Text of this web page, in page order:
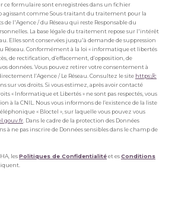
ce formulaire sont enregistrées dans un fichier
agissant comme Sous-traitant du traitement pour la
de l'Agence / du Réseau qui reste Responsable du
La base légale du traitement repose sur l'intérêt
Elles sont conservées jusqu'à demande de suppression
Réseau. Conformément à la loi « informatique et libertés
de rectification, d’effacement, d’opposition, de
données. Vous pouvez retirer votre consentement à
l’Agence / Le Réseau. Consultez le site https://c
sur vos droits. Si vous estimez, après avoir contacté
« Informatique et Libertés » ne sont pas respectés, vous
à la CNIL. Nous vous informons de l’existence de la liste
« Bloctel », sur laquelle vous pouvez vous
. Dans le cadre de la protection des Données
à ne pas inscrire de Données sensibles dans le champ de
lesPolitiques de Confidentialitéet esConditions